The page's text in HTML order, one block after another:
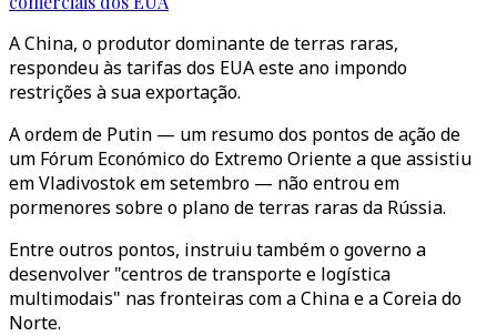
A China, o produtor dominante de terras raras,
respondeu às tarifas dos EUA este ano impondo
restrições à sua exportação.
A ordem de Putin — um resumo dos pontos de ação de
um Fórum Económico do Extremo Oriente a que assistiu
em Vladivostok em setembro — não entrou em
pormenores sobre o plano de terras raras da Rússia.
Entre outros pontos, instruiu também o governo a
desenvolver "centros de transporte e logística
multimodais" nas fronteiras com a China e a Coreia do
Norte.